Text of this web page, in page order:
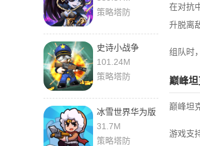
版
策略塔防
史诗小战争
2.010 最新版
101.24M
策略塔防
冰雪世界华为版
10.1.8 安卓版
31.7M
策略塔防
在对抗
升脱离
组队时
巅峰
巅峰坦
游戏支